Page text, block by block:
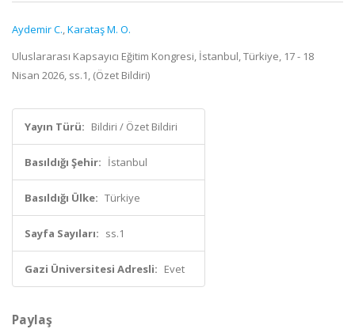
Aydemir C.,Karataş M. O.
Uluslararası Kapsayıcı Eğitim Kongresi, İstanbul, Türkiye, 17 - 18
Nisan 2026, ss.1, (Özet Bildiri)
Yayın Türü: Bildiri / Özet Bildiri
Basıldığı Şehir: İstanbul
Basıldığı Ülke: Türkiye
Sayfa Sayıları: ss.1
Gazi Üniversitesi Adresli: Evet
Paylaş